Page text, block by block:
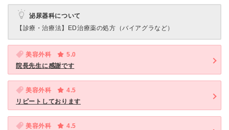
泌尿器科について
【診療・治療法】
ED治療薬の処方（バイアグラなど）
美容外科
5.0
院長先生に感謝です
美容外科
4.5
リピートしております
美容外科
4.5